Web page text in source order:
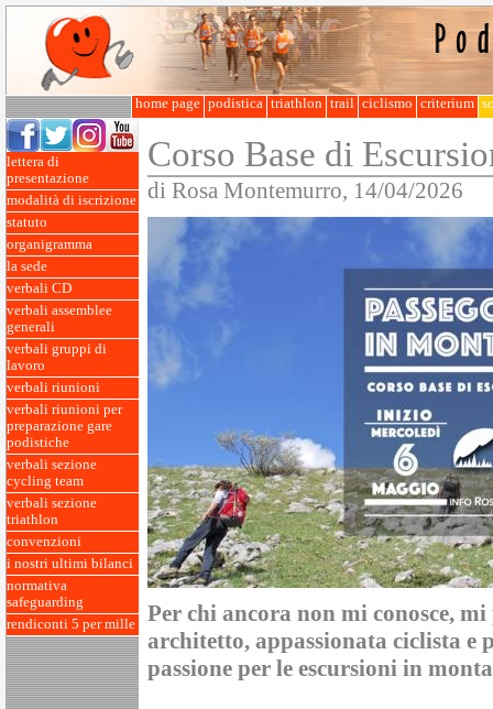
home page podistica triathlon trail ciclismo criterium
lettera di
presentazione
modalità di iscrizione
statuto
organigramma
la sede
verbali CD
verbali assemblee
generali
verbali gruppi di
lavoro
verbali riunioni
verbali riunioni per
preparazione gare
podistiche
verbali sezione
cycling team
verbali sezione
triathlon
convenzioni
i nostri ultimi bilanci
normativa
safeguarding
rendiconti 5 per mille
Corso Base di
di Rosa Montemurro, 14/04/2026
Per chi ancora non mi conosce,
architetto, appassionata ciclista e
passione per le escursioni in